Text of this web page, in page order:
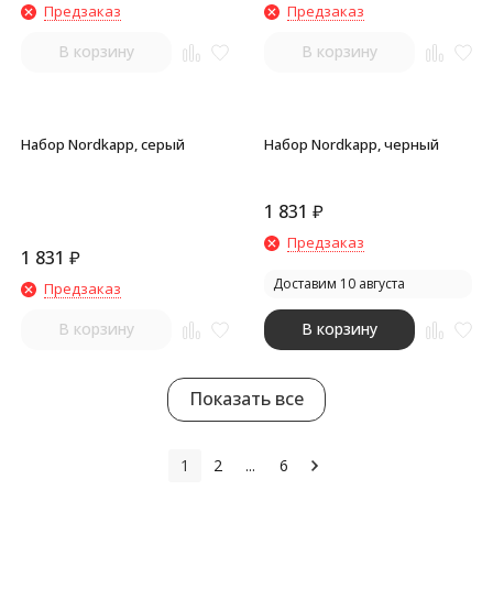
Предзаказ
В корзину
Предзаказ
В корзину
Набор Nordkapp, серый
1 831 ₽
Предзаказ
В корзину
Набор Nordkapp, черный
1 831 ₽
Предзаказ
Доставим 10 августа
В корзину
Показать все
1 2 ... 6